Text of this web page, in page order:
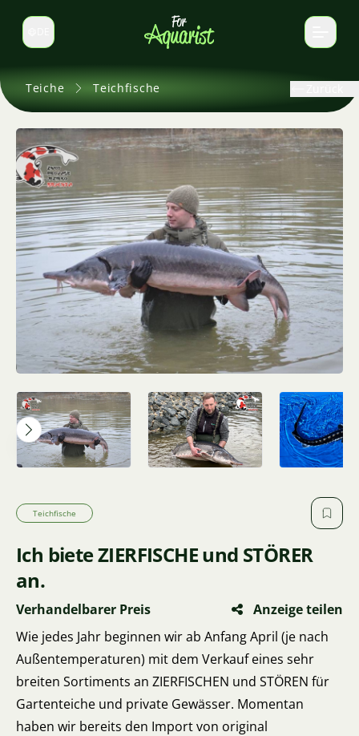
Sprache wechseln
Teiche Teichfische
Teichfische
Ich biete ZIERFISCHE und STÖRER
an.
Verhandelbarer Preis
Anzeige teilen
Wie jedes Jahr beginnen wir ab Anfang April (je nach
Außentemperaturen) mit dem Verkauf eines sehr
breiten Sortiments an ZIERFISCHEN und STÖREN für
Gartenteiche und private Gewässer. Momentan
haben wir bereits den Import von original